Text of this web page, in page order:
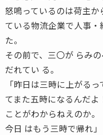
怒鳴っているのは荷主
ている物流企業で人事
た。
その前で、三〇が らみ
だれてい る。
「昨日は三時に上がる
てまた五時になるんだ
ことがわからねえのか。
今日 はもう三時で帰れ